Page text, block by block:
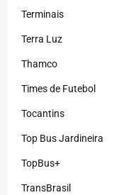
Terminais
Terra Luz
Thamco
Times de Futebol
Tocantins
Top Bus Jardineira
TopBus+
TransBrasil